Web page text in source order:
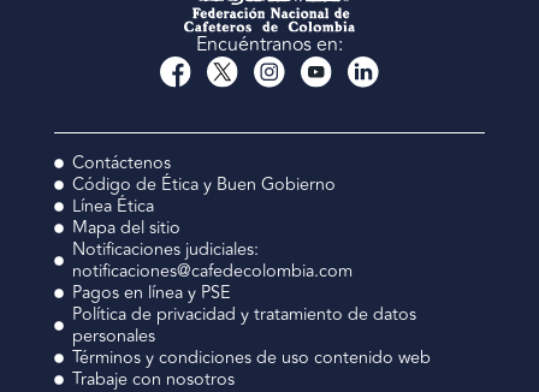
Encuéntranos en:
Contáctenos
Código de Ética y Buen Gobierno
Línea Ética
Mapa del sitio
Notificaciones judiciales:
notificaciones@cafedecolombia.com
Pagos en línea y PSE
Política de privacidad y tratamiento de datos
personales
Términos y condiciones de uso contenido web
Trabaje con nosotros